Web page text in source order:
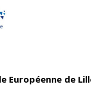
Européenne de